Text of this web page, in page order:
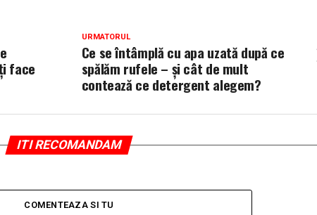
URMATORUL
Ce se întâmplă cu apa uzată după ce
spălăm rufele – și cât de mult
contează ce detergent alegem?
face
ITI RECOMANDAM
COMENTEAZA SI TU